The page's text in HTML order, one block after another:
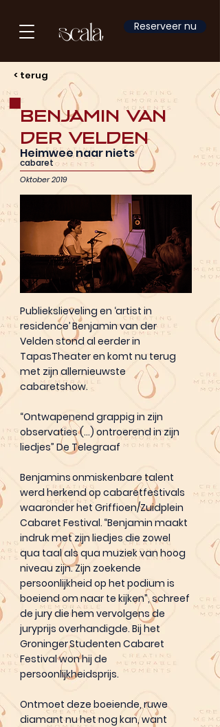
Reserveer nu
< terug
Benjamin van
der Velden
Heimwee naar niets
cabaret
Oktober 2019
Publiekslieveling en ‘artist in
residence’ Benjamin van der
Velden stond al eerder in
TapasTheater en komt nu terug
met zijn allernieuwste
cabaretshow.
“Ontwapenend grappig in zijn
observaties (…) ontroerend in zijn
liedjes” De Telegraaf
Benjamins onmiskenbare talent
werd herkend op cabaretfestivals
waaronder het Griffioen/Zuidplein
Cabaret Festival. “Benjamin maakt
indruk met zijn liedjes die zowel
qua taal als qua muziek van hoog
niveau zijn. Zijn zoekende
persoonlijkheid op het podium is
boeiend om naar te kijken”, schreef
de jury die hem vervolgens de
juryprijs overhandigde. Bij het
Groninger Studenten Cabaret
Festival won hij de
persoonlijkheidsprijs.
Ontmoet deze boeiende, ruwe
diamant nu het nog kan, want